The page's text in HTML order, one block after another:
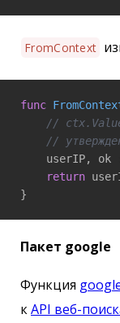
FromContext
func
//
//
userIP, ok
return
}
Пакет google
Функция
кAPI веб-